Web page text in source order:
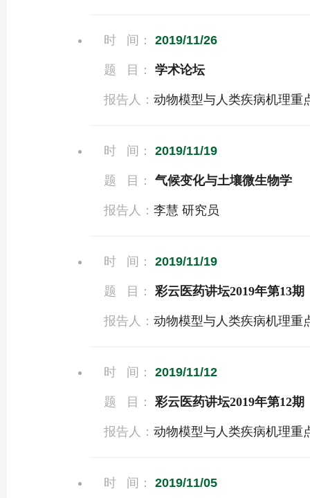
时 间： 2019/11/26
题 目： 学术论坛
报告人： 动物模型与人类疾病机理重
时 间： 2019/11/19
题 目： 气候变化与土壤微生物学
报告人： 李慧 研究员
时 间： 2019/11/19
题 目： 彩云医药讲坛2019年第13期
报告人： 动物模型与人类疾病机理重
时 间： 2019/11/12
题 目： 彩云医药讲坛2019年第12期
报告人： 动物模型与人类疾病机理重
时 间： 2019/11/05